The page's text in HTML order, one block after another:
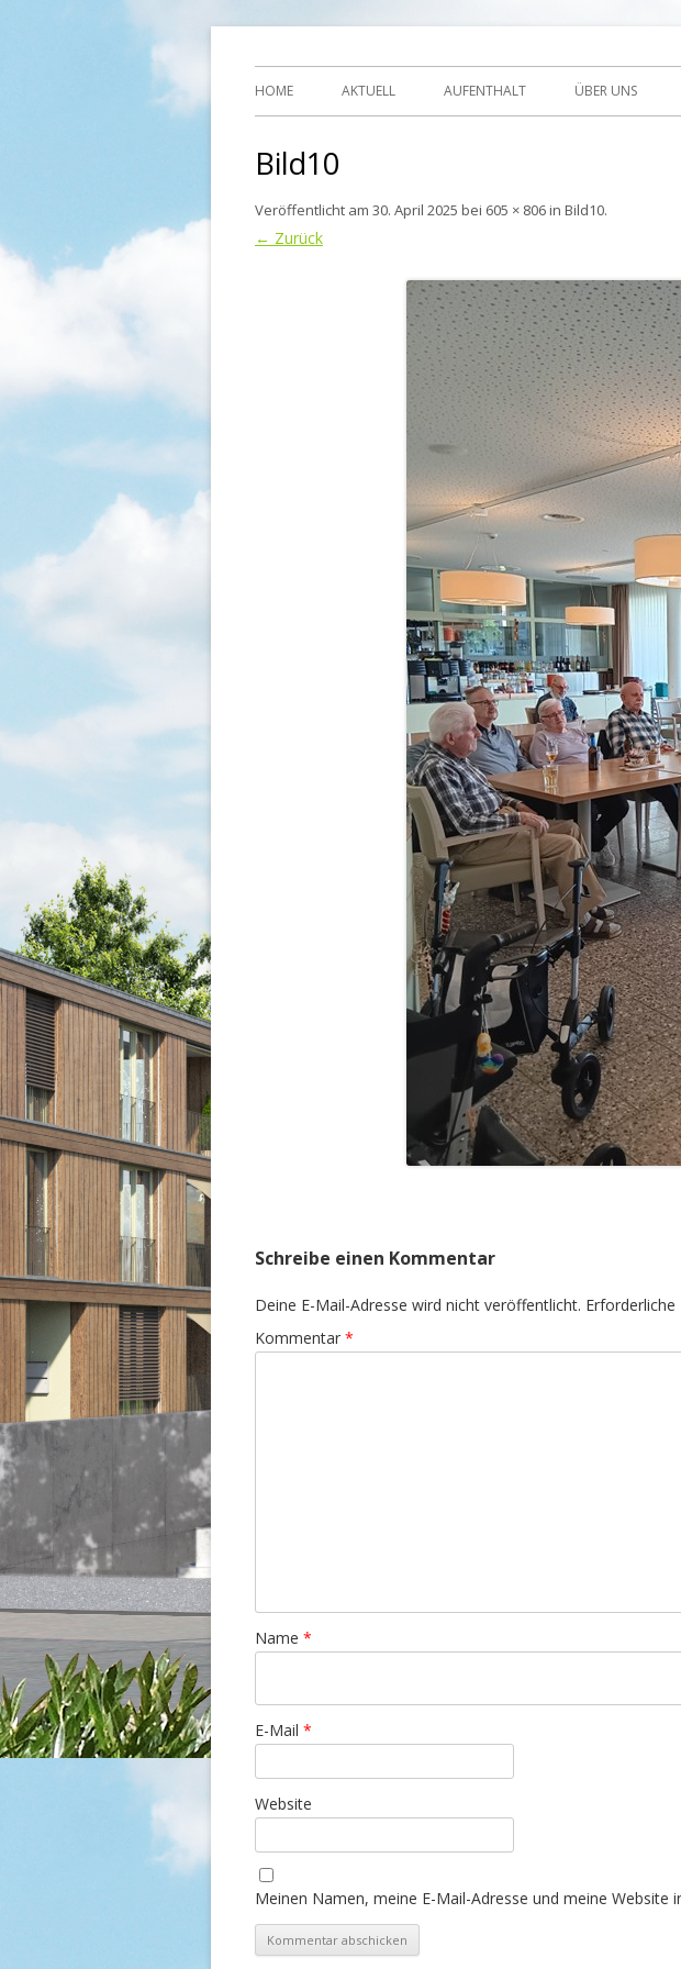
Seniorenzentrum Sunnehof
HOME AKTUELL AUFENTHALT ÜBER UNS
Bild10
Veröffentlicht am 30. April 2025 bei 605 × 806in Bild10.
← Zurück
Schreibe einen Kommentar
Deine E-Mail-Adresse wird nicht veröffentlicht.
Kommentar *
Name *
E-Mail *
Website
Meinen Namen, meine E-Mail-Adresse und meine